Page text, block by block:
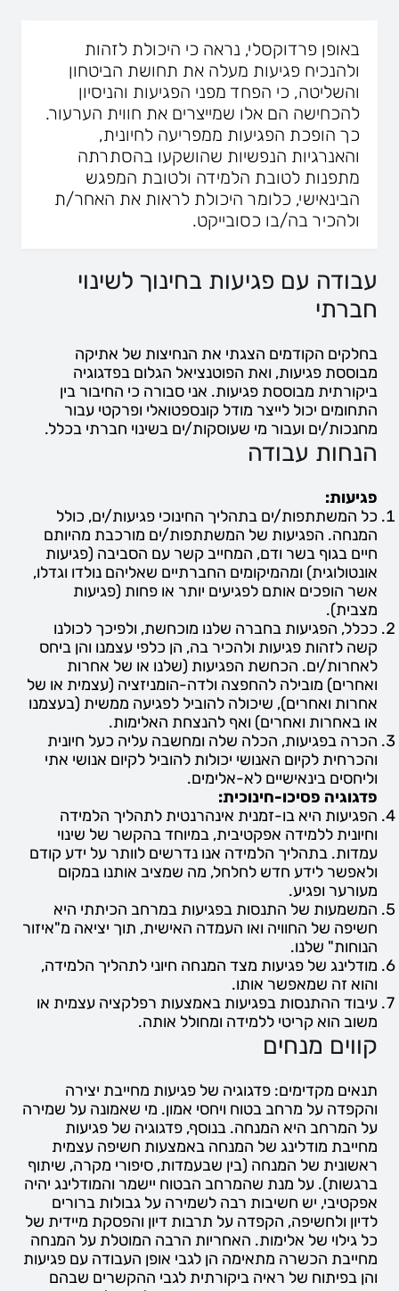
באופן פרדוקסלי, נראה כי היכולת לזהות
ולהנכיח פגיעות מעלה את תחושת הביטחון
והשליטה, כי הפחד מפני הפגיעות והניסיון
להכחישה הם אלו שמייצרים את חווית הערעור.
כך הופכת הפגיעות ממפריעה לחיונית,
והאנרגיות הנפשיות שהושקעו בהסתרתה
מתפנות לטובת הלמידה ולטובת המפגש
הבינאישי, כלומר היכולת לראות את האחר/ת
ולהכיר בה/בו כסובייקט.
עבודה עם פגיעות בחינוך לשינוי
חברתי
בחלקים הקודמים הצגתי את הנחיצות של אתיקה
מבוססת פגיעות, ואת הפוטנציאל הגלום בפדגוגיה
ביקורתית מבוססת פגיעות. אני סבורה כי החיבור בין
התחומים יכול לייצר מודל קונספטואלי ופרקטי עבור
מחנכות/ים ועבור מי שעוסקות/ים בשינוי חברתי בכלל.
הנחות עבודה
פגיעות:
כל המשתתפות/ים בתהליך החינוכי פגיעות/ים, כולל
המנחה. הפגיעות של המשתתפות/ים מורכבת מהיותם
חיים בגוף בשר ודם, המחייב קשר עם הסביבה (פגיעות
אונטולוגית) ומהמיקומים החברתיים שאליהם נולדו וגדלו,
אשר הופכים אותם לפגיעים יותר או פחות (פגיעות
מצבית).
ככלל, הפגיעות בחברה שלנו מוכחשת, ולפיכך לכולנו
קשה לזהות פגיעות ולהכיר בה, הן כלפי עצמנו והן ביחס
לאחרות/ים. הכחשת הפגיעות (שלנו או של אחרות
ואחרים) מובילה להחפצה ולדה-הומניזציה (עצמית או של
אחרות ואחרים), שיכולה להוביל לפגיעה ממשית (בעצמנו
או באחרות ואחרים) ואף להנצחת האלימות.
הכרה בפגיעות, הכלה שלה ומחשבה עליה כעל חיונית
והכרחית לקיום האנושי יכולות להוביל לקיום אנושי אתי
וליחסים בינאישיים לא-אלימים.
פדגוגיה פסיכו-חינוכית:
הפגיעות היא בו-זמנית אינהרנטית לתהליך הלמידה
וחיונית ללמידה אפקטיבית, במיוחד בהקשר של שינוי
עמדות. בתהליך הלמידה אנו נדרשים לוותר על ידע קודם
ולאפשר לידע חדש לחלחל, מה שמציב אותנו במקום
מעורער ופגיע.
המשמעות של התנסות בפגיעות במרחב הכיתתי היא
חשיפה של החוויה ואו העמדה האישית, תוך יציאה מ"איזור
הנוחות" שלנו.
מודלינג של פגיעות מצד המנחה חיוני לתהליך הלמידה,
והוא זה שמאפשר אותו.
עיבוד ההתנסות בפגיעות באמצעות רפלקציה עצמית או
משוב הוא קריטי ללמידה ומחולל אותה.
קווים מנחים
תנאים מקדימים: פדגוגיה של פגיעות מחייבת יצירה
והקפדה על מרחב בטוח ויחסי אמון. מי שאמונה על שמירה
על המרחב היא המנחה. בנוסף, פדגוגיה של פגיעות
מחייבת מודלינג של המנחה באמצעות חשיפה עצמית
ראשונית של המנחה (בין שבעמדות, סיפורי מקרה, שיתוף
ברגשות). על מנת שהמרחב הבטוח יישמר והמודלינג יהיה
אפקטיבי, יש חשיבות רבה לשמירה על גבולות ברורים
לדיון ולחשיפה, הקפדה על תרבות דיון והפסקת מיידית של
כל גילוי של אלימות. האחריות הרבה המוטלת על המנחה
מחייבת הכשרה מתאימה הן לגבי אופן העבודה עם פגיעות
והן בפיתוח של ראיה ביקורתית לגבי ההקשרים שבהם